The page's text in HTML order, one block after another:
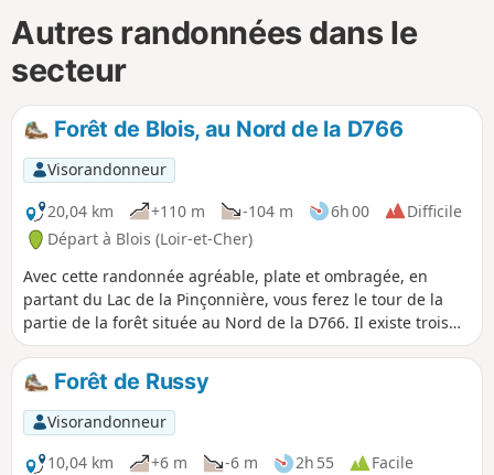
Autres randonnées dans le
secteur
Forêt de Blois, au Nord de la D766
Visorandonneur
20,04 km
+110 m -104 m 6h 00
Difficile
Départ à Blois (Loir-et-Cher)
Avec cette randonnée agréable, plate et ombragée, en
partant du Lac de la Pinçonnière, vous ferez le tour de la
partie de la forêt située au Nord de la D766. Il existe trois
autres possibilités de départ aux parkings forestiers : - de la
Picardière, - de la maison forestière de Saint-Sulpice, - du
tertre du Billieux à Molineuf.
Forêt de Russy
Visorandonneur
10,04 km
+6 m -6 m 2h 55
Facile